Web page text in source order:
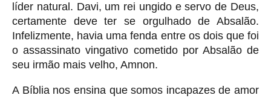
líder natural. Davi, um rei ungido e servo de Deus,
certamente deve ter se orgulhado de Absalão.
Infelizmente, havia uma fenda entre os dois que foi
o assassinato vingativo cometido por Absalão de
seu irmão mais velho, Amnon.
A Bíblia nos ensina que somos incapazes de amor